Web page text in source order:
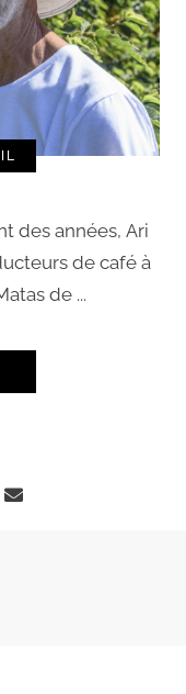
des années, Ari
de café à
de ...